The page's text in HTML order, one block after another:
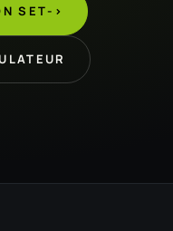
SET->